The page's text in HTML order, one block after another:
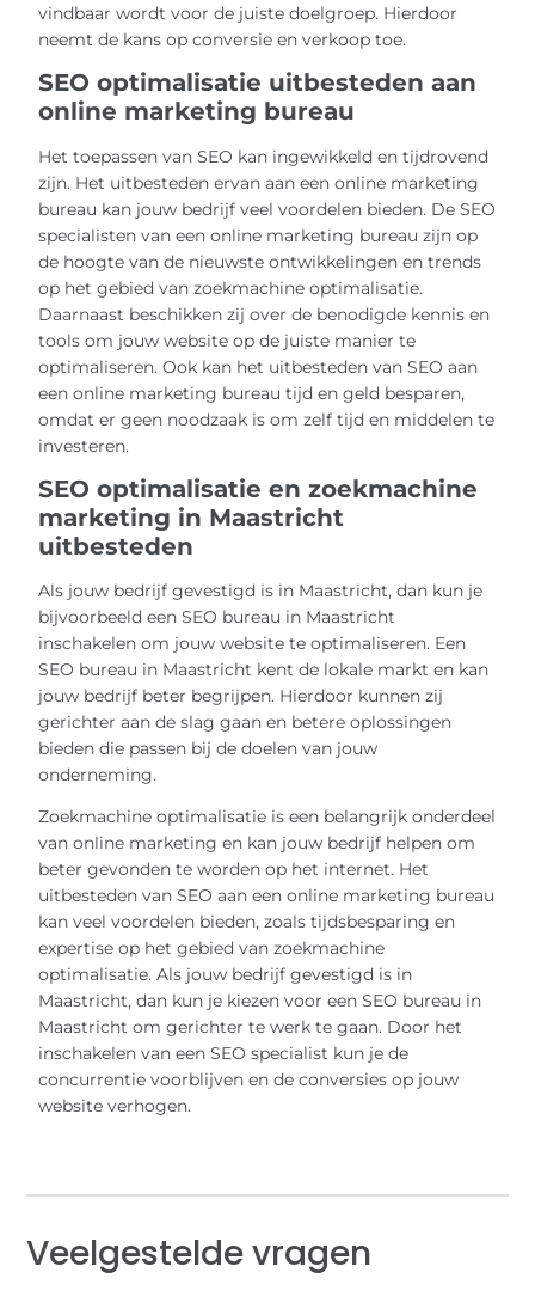
vindbaar wordt voor de juiste doelgroep. Hierdoor
neemt de kans op conversie en verkoop toe.
SEO optimalisatie uitbesteden aan
online marketing bureau
Het toepassen van SEO kan ingewikkeld en tijdrovend
zijn. Het uitbesteden ervan aan een online marketing
bureau kan jouw bedrijf veel voordelen bieden. De SEO
specialisten van een online marketing bureau zijn op
de hoogte van de nieuwste ontwikkelingen en trends
op het gebied van zoekmachine optimalisatie.
Daarnaast beschikken zij over de benodigde kennis en
tools om jouw website op de juiste manier te
optimaliseren. Ook kan het uitbesteden van SEO aan
een online marketing bureau tijd en geld besparen,
omdat er geen noodzaak is om zelf tijd en middelen te
investeren.
SEO optimalisatie en zoekmachine
marketing in Maastricht
uitbesteden
Als jouw bedrijf gevestigd is in Maastricht, dan kun je
bijvoorbeeld een SEO bureau in Maastricht
inschakelen om jouw website te optimaliseren. Een
SEO bureau in Maastricht kent de lokale markt en kan
jouw bedrijf beter begrijpen. Hierdoor kunnen zij
gerichter aan de slag gaan en betere oplossingen
bieden die passen bij de doelen van jouw
onderneming.
Zoekmachine optimalisatie is een belangrijk onderdeel
van online marketing en kan jouw bedrijf helpen om
beter gevonden te worden op het internet. Het
uitbesteden van SEO aan een online marketing bureau
kan veel voordelen bieden, zoals tijdsbesparing en
expertise op het gebied van zoekmachine
optimalisatie. Als jouw bedrijf gevestigd is in
Maastricht, dan kun je kiezen voor een SEO bureau in
Maastricht om gerichter te werk te gaan. Door het
inschakelen van een SEO specialist kun je de
concurrentie voorblijven en de conversies op jouw
website verhogen.
Veelgestelde vragen